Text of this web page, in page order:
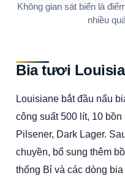
Không gian sát biển là
nhiều
Bia tươi
Louisiane bắt đầu nấu
công suất 500 lít, 10
Pilsener, Dark Lager.
chuyền, bổ sung thêm
thống Bỉ và các dòng bia